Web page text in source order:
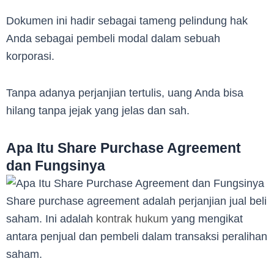
Dokumen ini hadir sebagai tameng pelindung hak
Anda sebagai pembeli modal dalam sebuah
korporasi.
Tanpa adanya perjanjian tertulis, uang Anda bisa
hilang tanpa jejak yang jelas dan sah.
Apa Itu Share Purchase Agreement
dan Fungsinya
Share purchase agreement adalah perjanjian jual beli
saham. Ini adalah kontrak hukum yang mengikat
antara penjual dan pembeli dalam transaksi peralihan
saham.